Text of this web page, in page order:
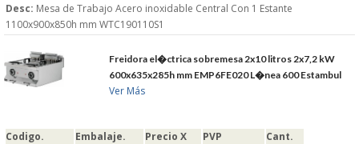
Desc: Mesa de Trabajo Acero inoxidable Central Con 1 Estante
1100x900x850h mm WTC190110S1
Freidora el�ctrica sobremesa 2x10 litros 2x7,2 kW
600x635x285h mm EMP6FE020 L�nea 600 Estambul
Ver Más
Codigo. Embalaje. Precio X PVP Cant.